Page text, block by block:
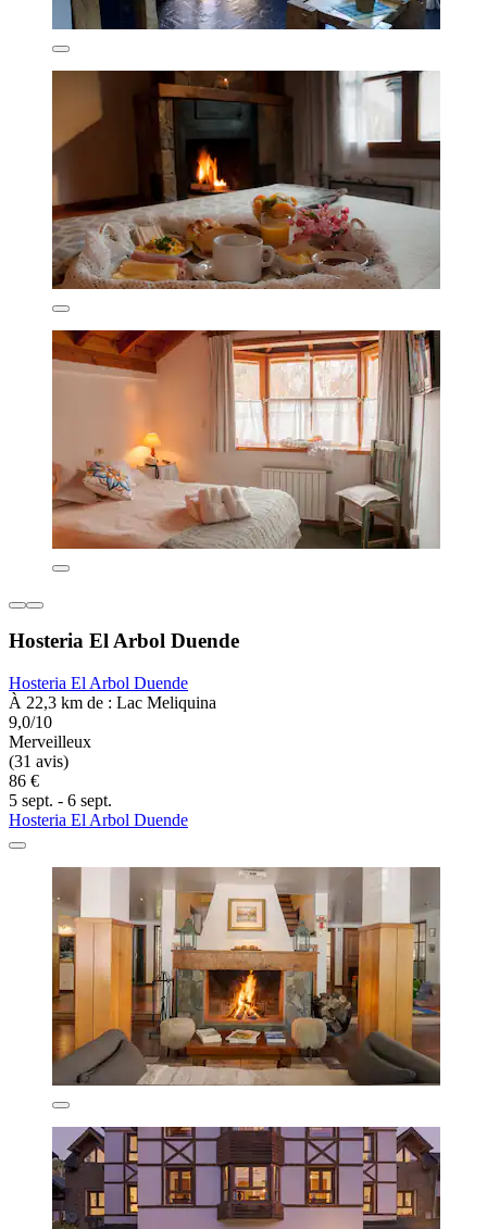
Hosteria El Arbol Duende
Hosteria El Arbol Duende
À 22,3 km de : Lac Meliquina
9,0/10
Merveilleux
(31 avis)
86 €
5 sept. - 6 sept.
Hosteria El Arbol Duende